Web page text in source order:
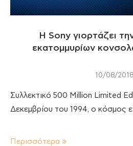
Η Sony γιορτάζει
εκατομμυρίων
10/08/2018
Συλλεκτικό 500 Million Limited
Δεκεμβρίου του 1994, ο κόσμος
Περισσότερα